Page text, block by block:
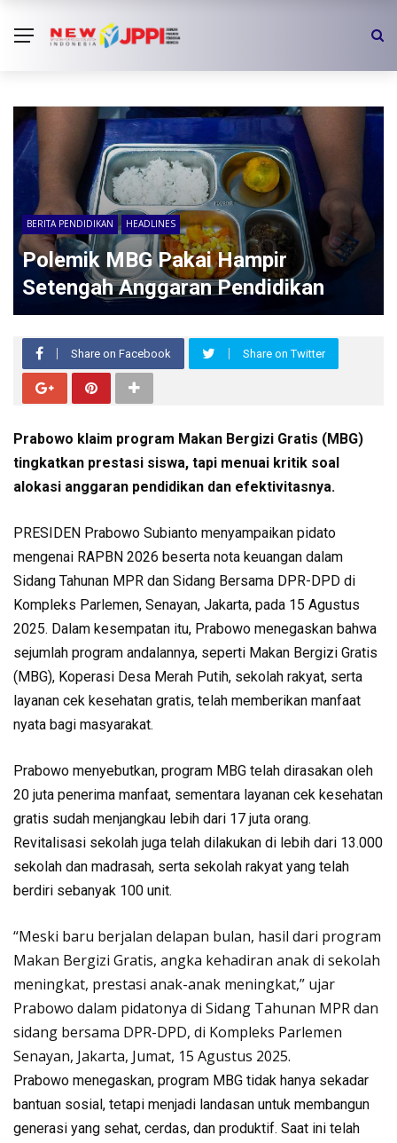
BERITA PENDIDIKAN HEADLINES
Polemik MBG Pakai Hampir
Setengah Anggaran Pendidikan
Share on Facebook Share on Twitter
Prabowo klaim program Makan Bergizi Gratis (MBG)
tingkatkan prestasi siswa, tapi menuai kritik soal
alokasi anggaran pendidikan dan efektivitasnya.
PRESIDEN Prabowo Subianto menyampaikan pidato
mengenai RAPBN 2026 beserta nota keuangan dalam
Sidang Tahunan MPR dan Sidang Bersama DPR-DPD di
Kompleks Parlemen, Senayan, Jakarta, pada 15 Agustus
2025. Dalam kesempatan itu, Prabowo menegaskan bahwa
sejumlah program andalannya, seperti Makan Bergizi Gratis
(MBG), Koperasi Desa Merah Putih, sekolah rakyat, serta
layanan cek kesehatan gratis, telah memberikan manfaat
nyata bagi masyarakat.
Prabowo menyebutkan, program MBG telah dirasakan oleh
20 juta penerima manfaat, sementara layanan cek kesehatan
gratis sudah menjangkau lebih dari 17 juta orang.
Revitalisasi sekolah juga telah dilakukan di lebih dari 13.000
sekolah dan madrasah, serta sekolah rakyat yang telah
berdiri sebanyak 100 unit.
“Meski baru berjalan delapan bulan, hasil dari program
Makan Bergizi Gratis, angka kehadiran anak di sekolah
meningkat, prestasi anak-anak meningkat,” ujar
Prabowo dalam pidatonya di Sidang Tahunan MPR dan
sidang bersama DPR-DPD, di Kompleks Parlemen
Senayan, Jakarta, Jumat, 15 Agustus 2025.
Prabowo menegaskan, program MBG tidak hanya sekadar
bantuan sosial, tetapi menjadi landasan untuk membangun
generasi yang sehat, cerdas, dan produktif. Saat ini telah